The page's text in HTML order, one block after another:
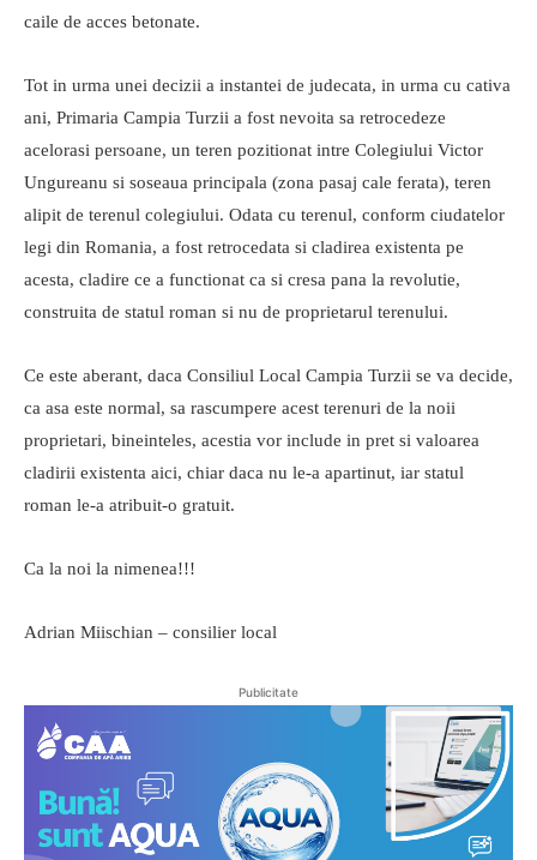
caile de acces betonate.
Tot in urma unei decizii a instantei de judecata, in urma cu cativa
ani, Primaria Campia Turzii a fost nevoita sa retrocedeze
acelorasi persoane, un teren pozitionat intre Colegiului Victor
Ungureanu si soseaua principala (zona pasaj cale ferata), teren
alipit de terenul colegiului. Odata cu terenul, conform ciudatelor
legi din Romania, a fost retrocedata si cladirea existenta pe
acesta, cladire ce a functionat ca si cresa pana la revolutie,
construita de statul roman si nu de proprietarul terenului.
Ce este aberant, daca Consiliul Local Campia Turzii se va decide,
ca asa este normal, sa rascumpere acest terenuri de la noii
proprietari, bineinteles, acestia vor include in pret si valoarea
cladirii existenta aici, chiar daca nu le-a apartinut, iar statul
roman le-a atribuit-o gratuit.
Ca la noi la nimenea!!!
Adrian Miischian – consilier local
Publicitate